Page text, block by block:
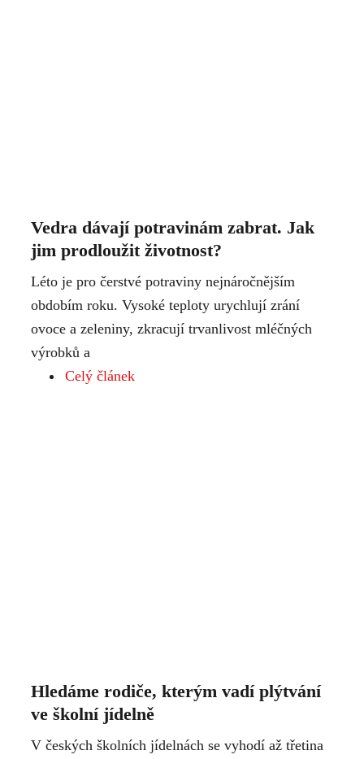
Vedra dávají potravinám zabrat. Jak
jim prodloužit životnost?
Léto je pro čerstvé potraviny nejnáročnějším
obdobím roku. Vysoké teploty urychlují zrání
ovoce a zeleniny, zkracují trvanlivost mléčných
výrobků a
Celý článek
Hledáme rodiče, kterým vadí plýtvání
ve školní jídelně
V českých školních jídelnách se vyhodí až třetina